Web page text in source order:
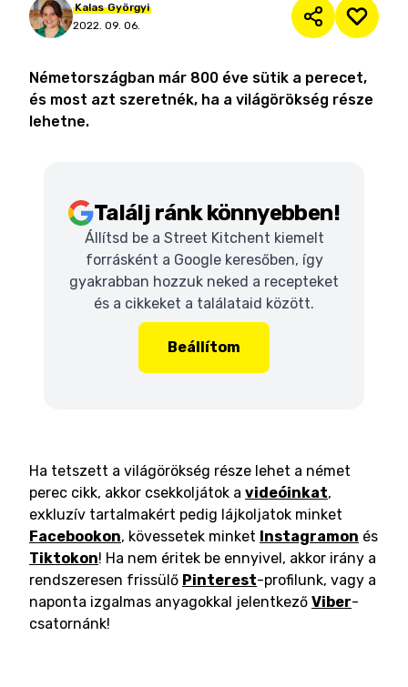
Kalas Györgyi
2022. 09. 06.
Németországban már 800 éve sütik a perecet,
és most azt szeretnék, ha a világörökség része
lehetne.
Találj ránk könnyebben!
Állítsd be a Street Kitchent kiemelt
forrásként a Google keresőben, így
gyakrabban hozzuk neked a recepteket
és a cikkeket a találataid között.
Beállítom
Ha tetszett a világörökség része lehet a német
perec cikk, akkor csekkoljátok a videóinkat,
exkluzív tartalmakért pedig lájkoljatok minket
Facebookon, kövessetek minket Instagramon és
Tiktokon! Ha nem éritek be ennyivel, akkor irány a
rendszeresen frissülő Pinterest-profilunk, vagy a
naponta izgalmas anyagokkal jelentkező Viber-
csatornánk!